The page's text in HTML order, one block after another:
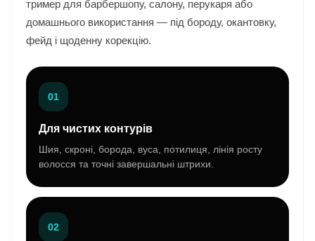
тример для барбершопу, салону, перукаря або
домашнього використання — під бороду, окантовку,
фейд і щоденну корекцію.
01
Для чистих контурів
Шия, скроні, борода, вуса, потилиця, лінія росту
волосся та точні завершальні штрихи.
02